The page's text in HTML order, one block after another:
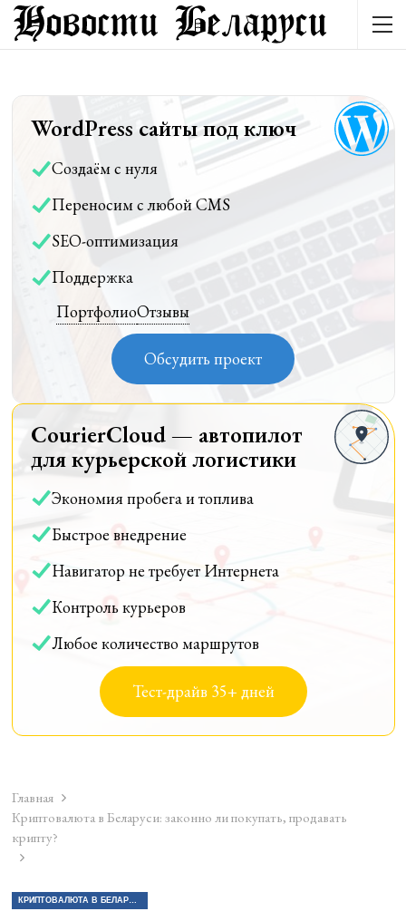
WordPress сайты под ключ
Создаём с нуля
Переносим с любой CMS
SEO-оптимизация
Поддержка
ПортфолиоОтзывы
Обсудить проект
CourierCloud — автопилот
для курьерской логистики
Экономия пробега и топлива
Быстрое внедрение
Навигатор не требует Интернета
Контроль курьеров
Любое количество маршрутов
Тест-драйв 35+ дней
Главная
Криптовалюта в Беларуси: законно ли покупать, продавать
крипту?
КРИПТОВАЛЮТА В БЕЛАРУСИ: ЗАКОННО ЛИ ПОКУПАТЬ, ПРОДАВАТЬ КРИПТУ?